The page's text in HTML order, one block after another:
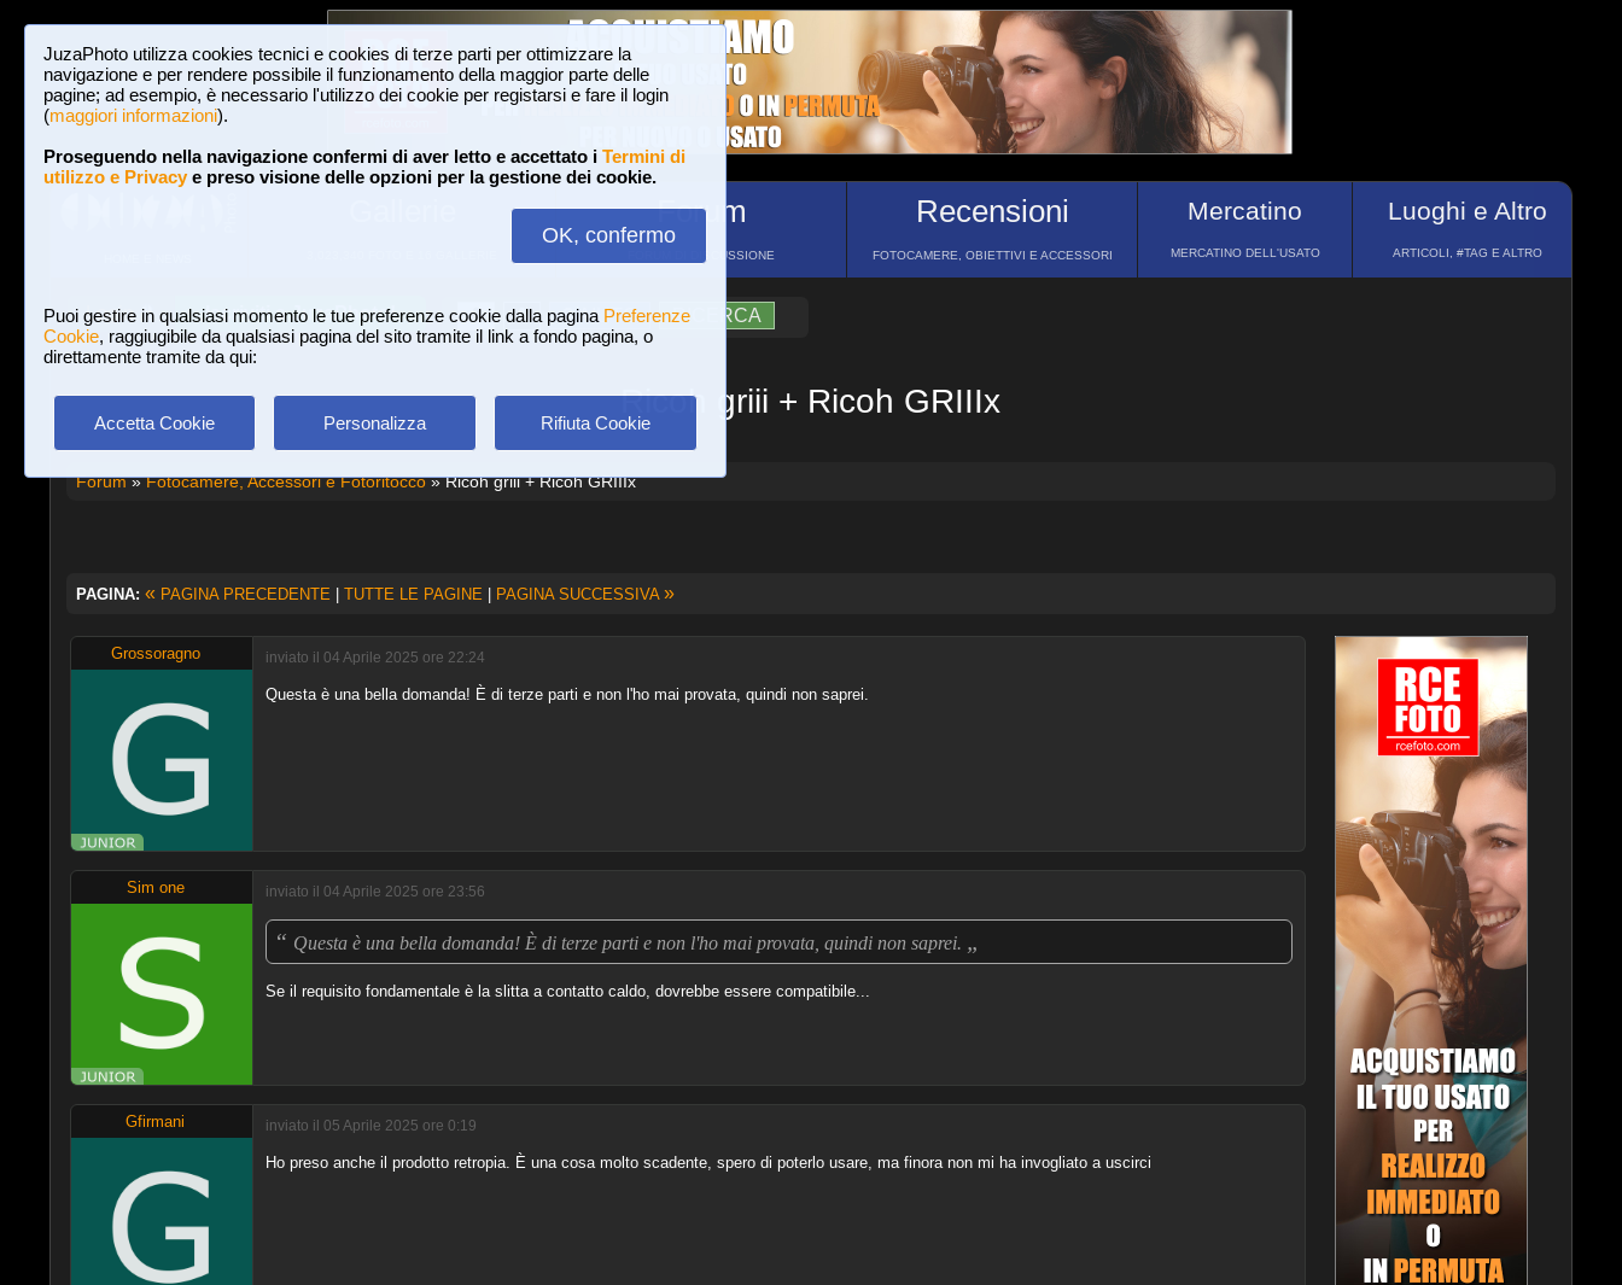
JuzaPhoto utilizza cookies tecnici e cookies di terze parti per ottimizzare la
navigazione e per rendere possibile il funzionamento della maggior parte delle
pagine; ad esempio, è necessario l'utilizzo dei cookie per registarsi e fare il login
(maggiori informazioni).
Proseguendo nella navigazione confermi di aver letto e accettato i Termini di
utilizzo e Privacye preso visione delle opzioni per la gestione dei cookie.
OK, confermo
Puoi gestire in qualsiasi momento le tue preferenze cookie dalla pagina Preferenze
Cookie, raggiugibile da qualsiasi pagina del sito tramite il link a fondo pagina, o
direttamente tramite da qui:
Accetta Cookie Personalizza Rifiuta Cookie
Forum
FORUM DI DISCUSSIONE
Recensioni
FOTOCAMERE, OBIETTIVI E ACCESSORI
Mercatino
MERCATINO DELL'USATO
Luoghi e Altro
ARTICOLI, #TAG E ALTRO
Login Iscriviti a JuzaPhoto! A A ?AIUTO RICERCA
Ricoh griii + Ricoh GRIIIx
Forum»Fotocamere, Accessori e Fotoritocco» Ricoh griii + Ricoh GRIIIx
PAGINA: « PAGINA PRECEDENTE | TUTTE LE PAGINE | PAGINA SUCCESSIVA »
Grossoragno inviato il 04 Aprile 2025 ore 22:24
Questa è una bella domanda! È di terze parti e non l'ho mai provata, quindi non saprei.
Sim one inviato il 04 Aprile 2025 ore 23:56
“ Questa è una bella domanda! È di terze parti e non l'ho mai provata, quindi non saprei. „
Se il requisito fondamentale è la slitta a contatto caldo, dovrebbe essere compatibile...
Gfirmani inviato il 05 Aprile 2025 ore 0:19
Ho preso anche il prodotto retropia. È una cosa molto scadente, spero di poterlo usare, ma finora non mi ha invogliato a uscirci